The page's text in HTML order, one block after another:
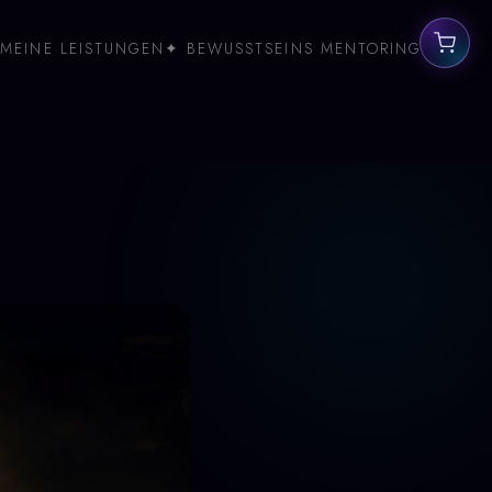
LEISTUNGEN ✦ BEWUSSTSEINS MENTORING